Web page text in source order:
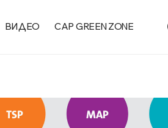
ВИДЕО CAP GREEN ZONE